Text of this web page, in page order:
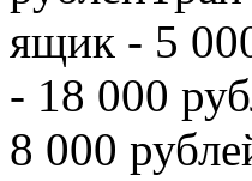
ящик - 5
- 18 000
8 000